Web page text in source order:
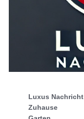
Luxus Nachricht
Zuhause